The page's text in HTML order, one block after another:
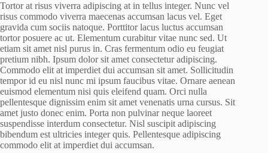
Tortor at risus viverra adipiscing at in tellus integer. Nunc vel
risus commodo viverra maecenas accumsan lacus vel. Eget
gravida cum sociis natoque. Porttitor lacus luctus accumsan
tortor posuere ac ut. Elementum curabitur vitae nunc sed. Ut
etiam sit amet nisl purus in. Cras fermentum odio eu feugiat
pretium nibh. Ipsum dolor sit amet consectetur adipiscing.
Commodo elit at imperdiet dui accumsan sit amet. Sollicitudin
tempor id eu nisl nunc mi ipsum faucibus vitae. Ornare aenean
euismod elementum nisi quis eleifend quam. Orci nulla
pellentesque dignissim enim sit amet venenatis urna cursus. Sit
amet justo donec enim. Porta non pulvinar neque laoreet
suspendisse interdum consectetur. Nisl suscipit adipiscing
bibendum est ultricies integer quis. Pellentesque adipiscing
commodo elit at imperdiet dui accumsan.